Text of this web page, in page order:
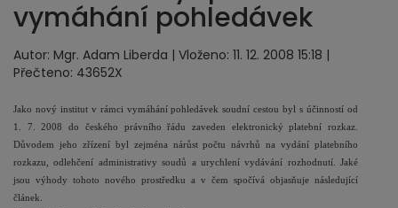
vymáhání pohledávek
Autor: Mgr. Adam Liberda | Vloženo: 11. 12. 2008 15:18 |
Přečteno: 43652X
Jako nový institut v rámci vymáhání pohledávek soudní cestou byl s účinností od
1. 7. 2008 do českého právního řádu zaveden elektronický platební rozkaz.
Důvodem jeho zřízení byl zejména nárůst počtu návrhů na vydání platebního
rozkazu, odlehčení administrativy soudů a urychlení vydávání rozhodnutí. Jaké
jsou výhody tohoto nového prostředku a v čem spočívá objasňuje následující
článek.